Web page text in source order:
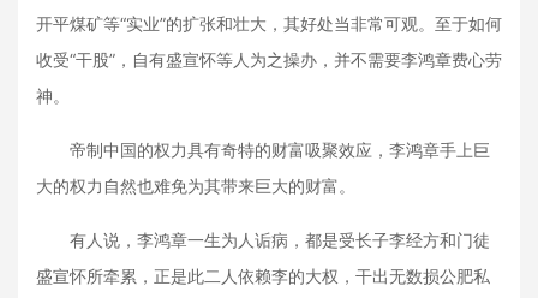
开平煤矿等“实业”的扩张和壮大，其好处当非常可观。至于如何
收受“干股”，自有盛宣怀等人为之操办，并不需要李鸿章费心劳
神。
帝制中国的权力具有奇特的财富吸聚效应，李鸿章手上巨
大的权力自然也难免为其带来巨大的财富。
有人说，李鸿章一生为人诟病，都是受长子李经方和门徒
盛宣怀所牵累，正是此二人依赖李的大权，干出无数损公肥私